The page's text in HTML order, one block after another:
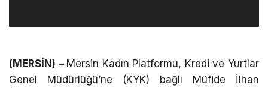
(MERSİN) – Mersin Kadın Platformu, Kredi ve Yurtlar
Genel Müdürlüğü’ne (KYK) bağlı Müfide İlhan